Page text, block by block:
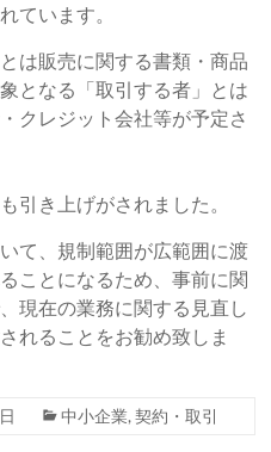
ています。
は販売に関する書類・商品
となる「取引する者」とは
クレジット会社等が予定さ
引き上げがされました。
て、規制範囲が広範囲に渡
ことになるため、事前に関
現在の業務に関する見直し
れることをお勧め致しま
中小企業,契約・取引